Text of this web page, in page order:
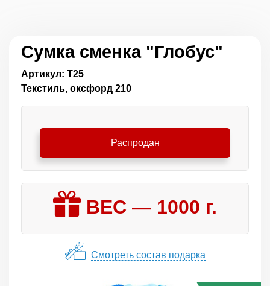
Сумка сменка "Глобус"
Артикул: Т25
Текстиль, оксфорд 210
Распродан
ВЕС — 1000 г.
Смотреть состав подарка